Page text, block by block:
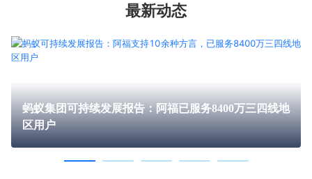
最新动态
蚂蚁集团可持续发展报告：阿福已服务8400万三四线地
区用户